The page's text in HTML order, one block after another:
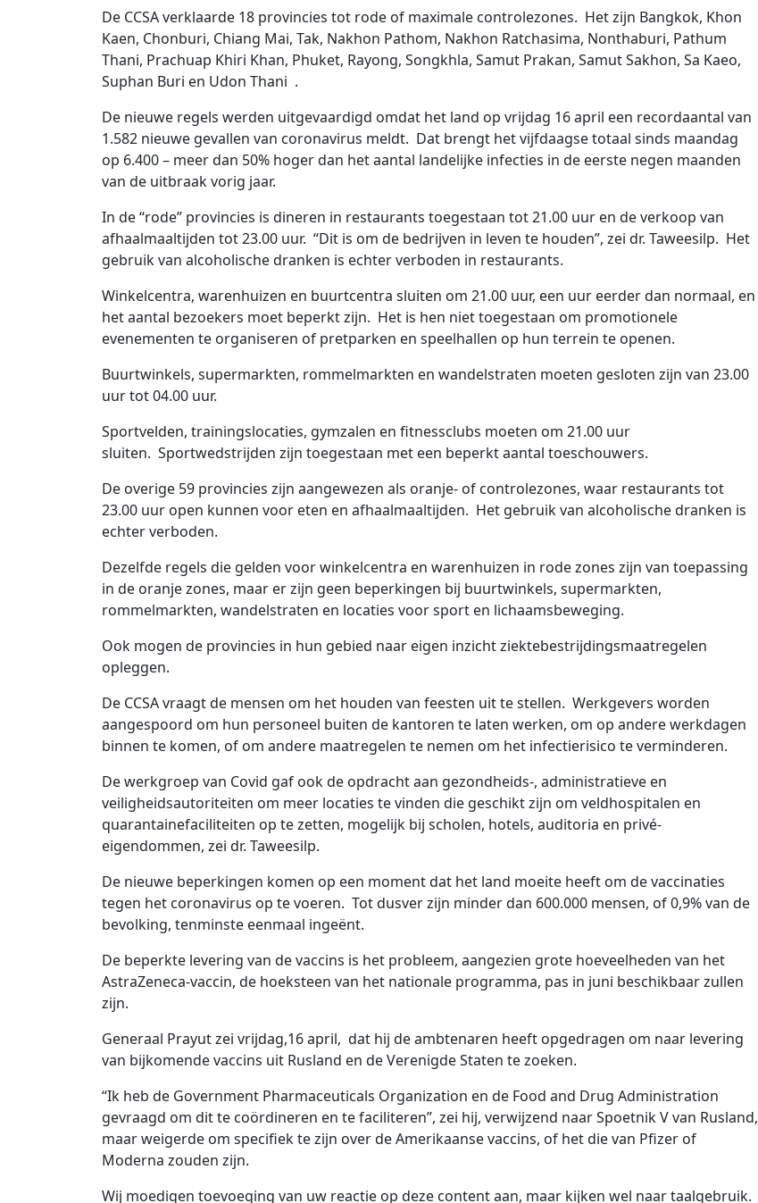
De CCSA verklaarde 18 provincies tot rode of maximale controlezones. Het zijn Bangkok, Khon
Kaen, Chonburi, Chiang Mai, Tak, Nakhon Pathom, Nakhon Ratchasima, Nonthaburi, Pathum
Thani, Prachuap Khiri Khan, Phuket, Rayong, Songkhla, Samut Prakan, Samut Sakhon, Sa Kaeo,
Suphan Buri en Udon Thani .
De nieuwe regels werden uitgevaardigd omdat het land op vrijdag 16 april een recordaantal van
1.582 nieuwe gevallen van coronavirus meldt. Dat brengt het vijfdaagse totaal sinds maandag
op 6.400 – meer dan 50% hoger dan het aantal landelijke infecties in de eerste negen maanden
van de uitbraak vorig jaar.
In de “rode” provincies is dineren in restaurants toegestaan ​​tot 21.00 uur en de verkoop van
afhaalmaaltijden tot 23.00 uur. “Dit is om de bedrijven in leven te houden”, zei dr. Taweesilp. Het
gebruik van alcoholische dranken is echter verboden in restaurants.
Winkelcentra, warenhuizen en buurtcentra sluiten om 21.00 uur, een uur eerder dan normaal, en
het aantal bezoekers moet beperkt zijn. Het is hen niet toegestaan ​​om promotionele
evenementen te organiseren of pretparken en speelhallen op hun terrein te openen.
Buurtwinkels, supermarkten, rommelmarkten en wandelstraten moeten gesloten zijn van 23.00
uur tot 04.00 uur.
Sportvelden, trainingslocaties, gymzalen en fitnessclubs moeten om 21.00 uur
sluiten. Sportwedstrijden zijn toegestaan ​​met een beperkt aantal toeschouwers.
De overige 59 provincies zijn aangewezen als oranje- of controlezones, waar restaurants tot
23.00 uur open kunnen voor eten en afhaalmaaltijden. Het gebruik van alcoholische dranken is
echter verboden.
Dezelfde regels die gelden voor winkelcentra en warenhuizen in rode zones zijn van toepassing
in de oranje zones, maar er zijn geen beperkingen bij buurtwinkels, supermarkten,
rommelmarkten, wandelstraten en locaties voor sport en lichaamsbeweging.
Ook mogen de provincies in hun gebied naar eigen inzicht ziektebestrijdingsmaatregelen
opleggen.
De CCSA vraagt de mensen om het houden van feesten uit te stellen. Werkgevers worden
aangespoord om hun personeel buiten de kantoren te laten werken, om op andere werkdagen
binnen te komen, of om andere maatregelen te nemen om het infectierisico te verminderen.
De werkgroep van Covid gaf ook de opdracht aan gezondheids-, administratieve en
veiligheidsautoriteiten om meer locaties te vinden die geschikt zijn om veldhospitalen en
quarantainefaciliteiten op te zetten, mogelijk bij scholen, hotels, auditoria en privé-
eigendommen, zei dr. Taweesilp.
De nieuwe beperkingen komen op een moment dat het land moeite heeft om de vaccinaties
tegen het coronavirus op te voeren. Tot dusver zijn minder dan 600.000 mensen, of 0,9% van de
bevolking, tenminste eenmaal ingeënt.
De beperkte levering van de vaccins is het probleem, aangezien grote hoeveelheden van het
AstraZeneca-vaccin, de hoeksteen van het nationale programma, pas in juni beschikbaar zullen
zijn.
Generaal Prayut zei vrijdag,16 april, dat hij de ambtenaren heeft opgedragen om naar levering
van bijkomende vaccins uit Rusland en de Verenigde Staten te zoeken.
“Ik heb de Government Pharmaceuticals Organization en de Food and Drug Administration
gevraagd om dit te coördineren en te faciliteren”, zei hij, verwijzend naar Spoetnik V van Rusland,
maar weigerde om specifiek te zijn over de Amerikaanse vaccins, of het die van Pfizer of
Moderna zouden zijn.
Wij moedigen toevoeging van uw reactie op deze content aan, maar kijken wel naar taalgebruik.